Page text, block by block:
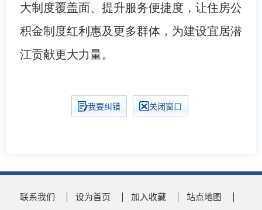
大制度覆盖面、提升服务便捷度，让住房公
积金制度红利惠及更多群体，为建设宜居潜
江贡献更大力量。
我要纠错 关闭窗口
联系我们 设为首页 加入收藏 站点地图